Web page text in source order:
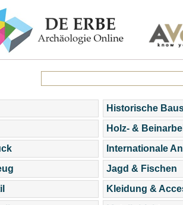
Historische
Holz- &
Internationale
Jagd & Fischen
Kleidung &